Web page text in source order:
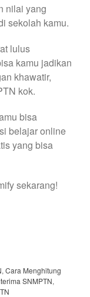
nilai yang
sekolah kamu.
lulus
kamu jadikan
khawatir,
kok.
bisa
belajar online
yang bisa
sekarang!
, Cara Menghitung
SNMPTN,